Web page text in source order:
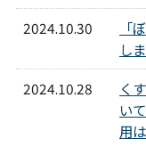
2024.10.30
「
し
2024.10.28
く
い
用